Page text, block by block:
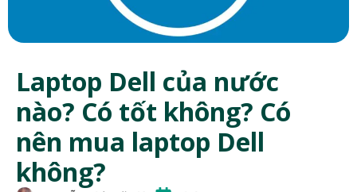
Laptop Dell của nước
nào? Có tốt không? Có
nên mua laptop Dell
không?